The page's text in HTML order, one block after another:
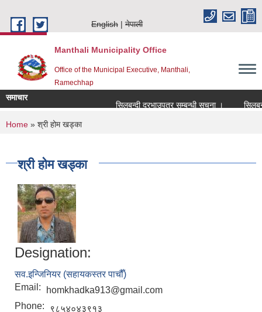
English
नेपाली
Manthali Municipality Office
Office of the Municipal Executive, Manthali,
Ramechhap
समाचार
सिलबन्दी दरभाउपत्र सम्बन्धी सूचना ।
You are here
Home » श्री होम खड्का
श्री होम खड्का
Designation:
सव.इन्जिनियर (सहायकस्तर पाचौँ)
Email:
homkhadka913@gmail.com
Phone:
९८५४०४३९१३